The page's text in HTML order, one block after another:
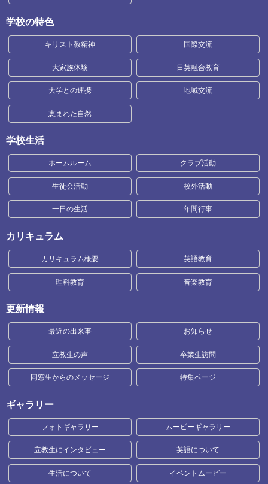
学校の特色
キリスト教精神 国際交流
大家族体験 日英融合教育
大学との連携 地域交流
恵まれた自然
学校生活
ホームルーム クラブ活動
生徒会活動 校外活動
一日の生活 年間行事
カリキュラム
カリキュラム概要 英語教育
理科教育 音楽教育
更新情報
最近の出来事 お知らせ
立教生の声 卒業生訪問
同窓生からのメッセージ 特集ページ
ギャラリー
フォトギャラリー ムービーギャラリー
立教生にインタビュー 英語について
生活について イベントムービー